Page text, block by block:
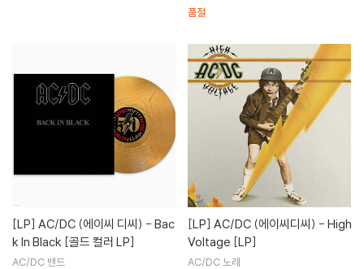
품절
[LP] AC/DC (에이씨 디씨) - Bac
k In Black [골드 컬러 LP]
AC/DC 밴드
[LP] AC/DC (에이씨디씨) - High
Voltage [LP]
AC/DC 노래